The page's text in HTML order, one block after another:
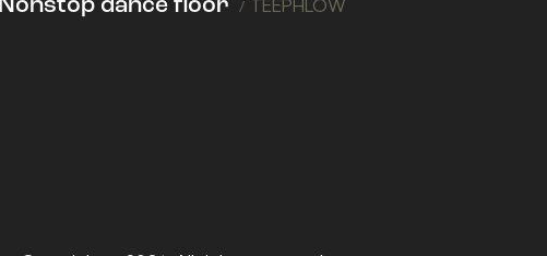
TEEPHLOW
Nonstop dance floor